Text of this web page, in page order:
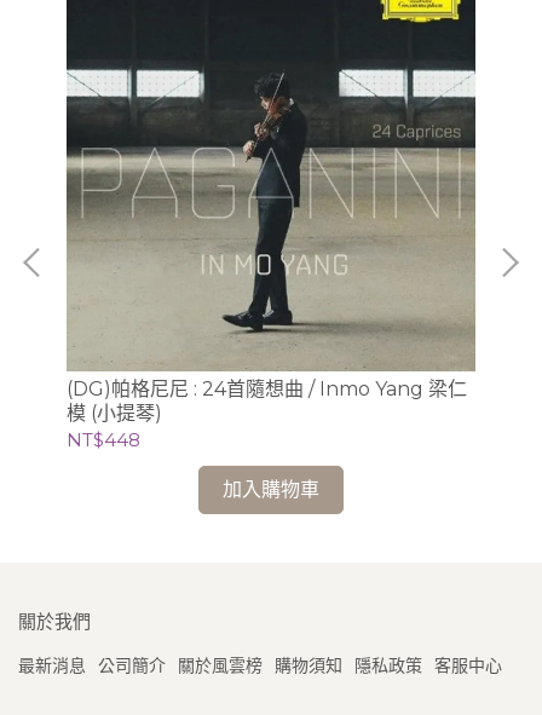
(DG)帕格尼尼 : 24首隨想曲 / Inmo Yang 梁仁
模 (小提琴)
NT$448
加入購物車
關於我們
最新消息 公司簡介 關於風雲榜 購物須知 隱私政策 客服中心